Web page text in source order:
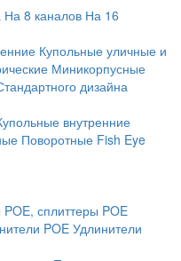
На 8 каналов На 16
Купольные уличные и
Миникорпусные
дизайна
внутренние
Поворотные Fish Eye
сплиттеры POE
POE Удлинители